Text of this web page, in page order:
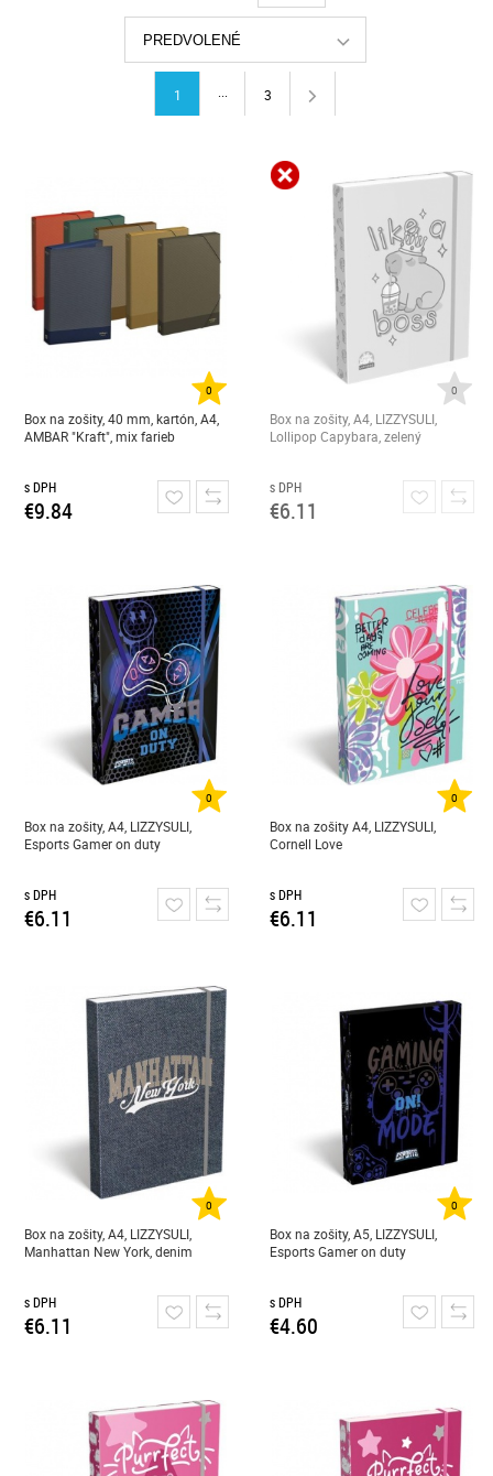
PREDVOLENÉ
1 3
0
Box na zošity, 40 mm, kartón, A4,
AMBAR "Kraft", mix farieb
s DPH
€9.84
0
Box na zošity, A4, LIZZYSULI,
Lollipop Capybara, zelený
s DPH
€6.11
0
Box na zošity, A4, LIZZYSULI,
Esports Gamer on duty
s DPH
€6.11
0
Box na zošity A4, LIZZYSULI,
Cornell Love
s DPH
€6.11
0
Box na zošity, A4, LIZZYSULI,
Manhattan New York, denim
s DPH
€6.11
0
Box na zošity, A5, LIZZYSULI,
Esports Gamer on duty
s DPH
€4.60